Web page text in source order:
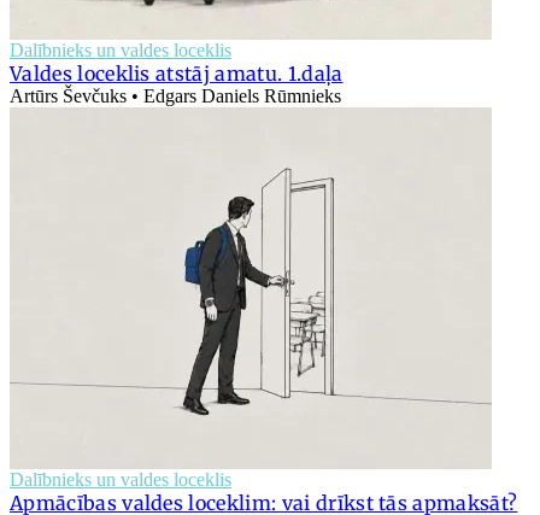
Dalībnieks un valdes loceklis
Valdes loceklis atstāj amatu. 1.daļa
Artūrs Ševčuks • Edgars Daniels Rūmnieks
Dalībnieks un valdes loceklis
Apmācības valdes loceklim: vai drīkst tās apmaksāt?